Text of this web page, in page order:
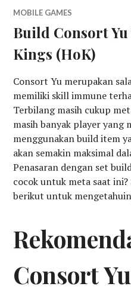
MOBILE GAMES
Build Consort
Kings (HoK)
Consort Yu merupakan
memiliki skill immune
Terbilang masih cukup
masih banyak player yang
menggunakan build item
akan semakin maksimal
Penasaran dengan set
cocok untuk meta saat ini?
berikut untuk
Consort